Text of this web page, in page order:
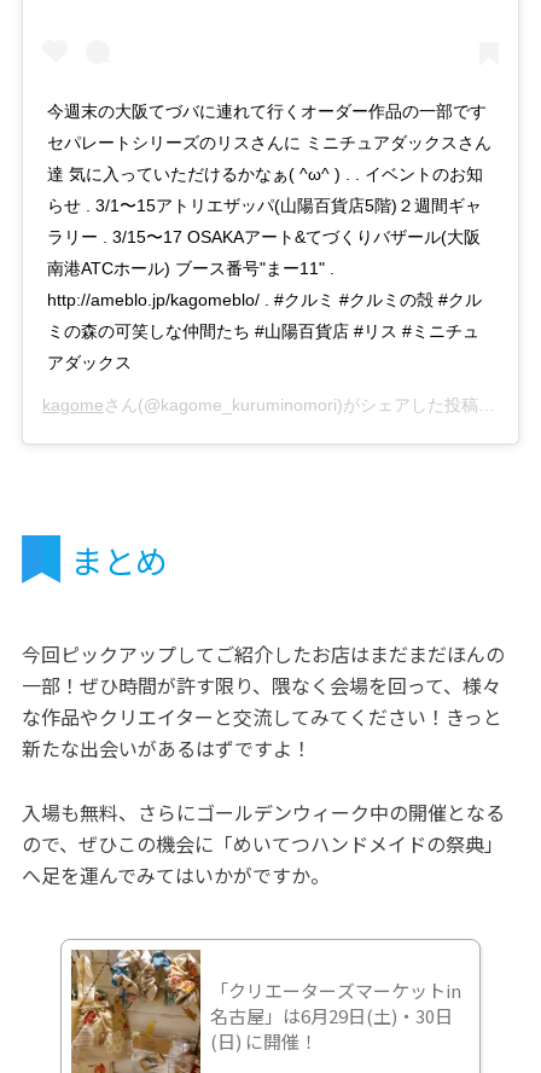
今週末の大阪てづバに連れて行くオーダー作品の一部です
セパレートシリーズのリスさんに ミニチュアダックスさん
達 気に入っていただけるかなぁ( ^ω^ ) . . イベントのお知
らせ . 3/1〜15アトリエザッパ(山陽百貨店5階)２週間ギャ
ラリー . 3/15〜17 OSAKAアート&てづくりバザール(大阪
南港ATCホール) ブース番号"まー11" .
http://ameblo.jp/kagomeblo/ . #クルミ #クルミの殻 #クル
ミの森の可笑しな仲間たち #山陽百貨店 #リス #ミニチュ
アダックス
kagomeさん(@kagome_kuruminomori)がシェアした投稿 -
まとめ
今回ピックアップしてご紹介したお店はまだまだほんの
一部！ぜひ時間が許す限り、隈なく会場を回って、様々
な作品やクリエイターと交流してみてください！きっと
新たな出会いがあるはずですよ！
入場も無料、さらにゴールデンウィーク中の開催となる
ので、ぜひこの機会に「めいてつハンドメイドの祭典」
へ足を運んでみてはいかがですか。
「クリエーターズマーケットin
名古屋」は6月29日(土)・30日
(日) に開催！